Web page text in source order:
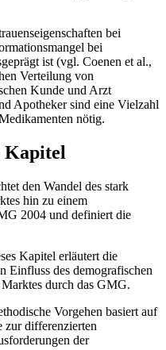
bei
bei
ist (vgl. Coenen et al.,
Verteilung von
Kunde und Arzt
Apotheker sind eine Vielzahl
nötig.
Kapitel
den Wandel des stark
hin zu einem
2004 und definiert die
Kapitel erläutert die
Einfluss des demografischen
durch das GMG.
Vorgehen basiert auf
zur differenzierten
der